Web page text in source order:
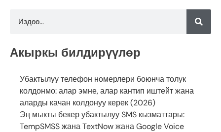
Акыркы билдирүүлөр
Убактылуу телефон номерлери боюнча толук
колдонмо: алар эмне, алар кантип иштейт жана
аларды качан колдонуу керек (2026)
Эң мыкты бекер убактылуу SMS кызматтары:
TempSMSS жана TextNow жана Google Voice